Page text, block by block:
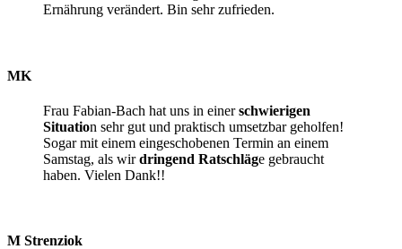
Ernährung verändert. Bin sehr zufrieden.
MK
Frau Fabian-Bach hat uns in einerschwierigen
Situation sehr gut und praktisch umsetzbar geholfen!
Sogar mit einem eingeschobenen Termin an einem
Samstag, als wirdringend Ratschläge gebraucht
haben. Vielen Dank!!
M Strenziok